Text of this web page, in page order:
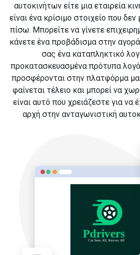
αυτοκινήτων είτε μια εταιρεία
είναι ένα κρίσιμο στοιχείο που
πίσω. Μπορείτε να γίνετε
κάνετε ένα προβάδισμα στην
σας ένα καταπληκτικό
προκατασκευασμένα πρότυπα
προσφέρονται στην πλατφόρμα
φαίνεται τέλειο και μπορεί να
είναι αυτό που χρειάζεστε για να
αρχή στην ανταγωνιστική